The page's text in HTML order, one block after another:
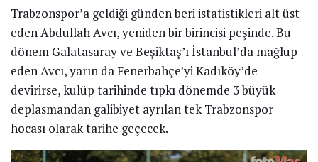
Trabzonspor’a geldiği günden beri istatistikleri alt üst
eden Abdullah Avcı, yeniden bir birincisi peşinde. Bu
dönem Galatasaray ve Beşiktaş’ı İstanbul’da mağlup
eden Avcı, yarın da Fenerbahçe’yi Kadıköy’de
devirirse, kulüp tarihinde tıpkı dönemde 3 büyük
deplasmandan galibiyet ayrılan tek Trabzonspor
hocası olarak tarihe geçecek.